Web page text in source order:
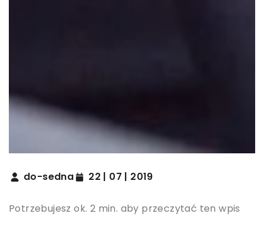
do-sedna 22 | 07 | 2019
Potrzebujesz ok. 2 min. aby przeczytać ten wpis